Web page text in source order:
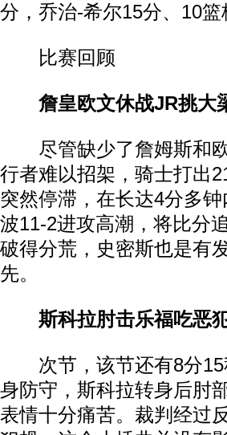
分，乔治-希尔15分、10
比赛回顾
詹皇欧文休战JR挑大
尽管缺少了詹姆斯和欧
行者难以招架，骑士打出
突然停滞，在长达4分多
波11-2进攻高潮，将比分
破得分荒，史密斯也是有
先。
斯科拉肘击乐福吃恶
次节，该节还有8分15
身防守，斯科拉转身后肘
表情十分痛苦。裁判经过